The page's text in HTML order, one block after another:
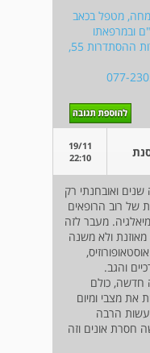
מטפל בכאב
ובמרפאתו
הפרטית בשר"פ פלוס בחיפה, שדרות ההסתדרות 55,
19/11
22:10
שנים ואובחנתי רק
של רוב הרופאים
מעבר לזה
ולא משנה
בצום של 12 שעות או 24. אוסטאופורוזיס,
והגב.
חדשה, כולם
את מצבי ומיום
הרבה
חסרת אונים וזה